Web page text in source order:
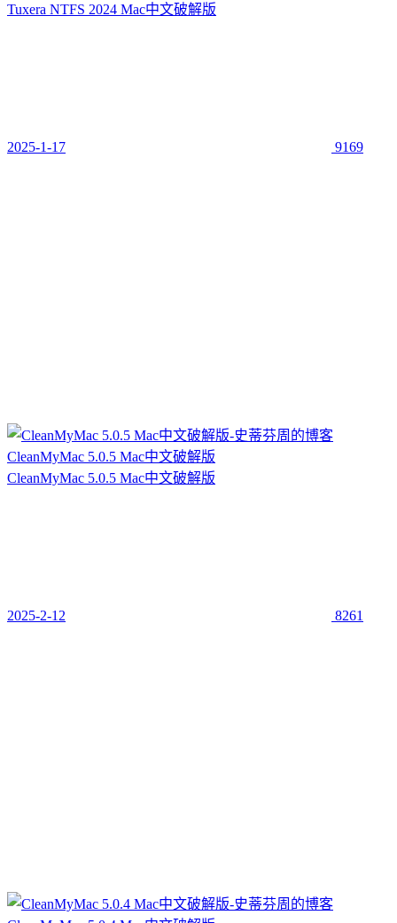
Tuxera NTFS 2024 Mac中文破解版
2025-1-17 9169
CleanMyMac 5.0.5 Mac中文破解版
CleanMyMac 5.0.5 Mac中文破解版
2025-2-12 8261